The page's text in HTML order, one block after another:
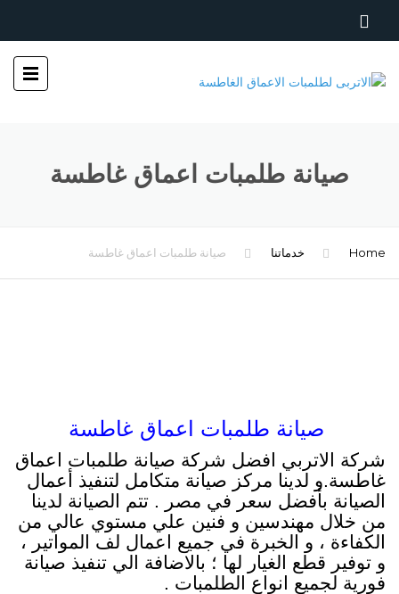
صيانة طلمبات اعماق غاطسة
Home خدماتنا صيانة طلمبات اعماق غاطسة
صيانة طلمبات اعماق غاطسة
شركة الاتربي افضل شركة صيانة طلمبات اعماق
غاطسة.و لدينا مركز صيانة متكامل لتنفيذ أعمال
الصيانة بأفضل سعر في مصر . تتم الصيانة لدينا
من خلال مهندسين و فنين علي مستوي عالي من
الكفاءة ، و الخبرة في جميع اعمال لف المواتير ،
و توفير قطع الغيار لها ؛ بالاضافة الي تنفيذ صيانة
فورية لجميع انواع الطلمبات .